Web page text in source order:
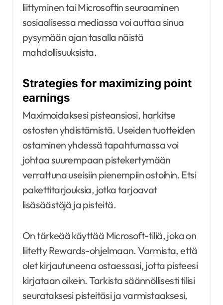
liittyminen tai Microsoftin seuraaminen
sosiaalisessa mediassa voi auttaa sinua
pysymään ajan tasalla näistä
mahdollisuuksista.
Strategies for maximizing point
earnings
Maximoidaksesi pisteansiosi, harkitse
ostosten yhdistämistä. Useiden tuotteiden
ostaminen yhdessä tapahtumassa voi
johtaa suurempaan pistekertymään
verrattuna useisiin pienempiin ostoihin. Etsi
pakettitarjouksia, jotka tarjoavat
lisäsäästöjä ja pisteitä.
On tärkeää käyttää Microsoft-tiliä, joka on
liitetty Rewards-ohjelmaan. Varmista, että
olet kirjautuneena ostaessasi, jotta pisteesi
kirjataan oikein. Tarkista säännöllisesti tilisi
seurataksesi pisteitäsi ja varmistaaksesi,